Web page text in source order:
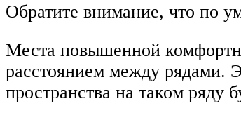
Обратите внимание, что по
Места повышенной
расстоянием между рядами.
пространства на таком ряду